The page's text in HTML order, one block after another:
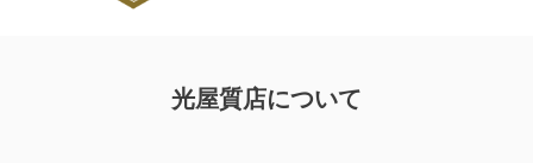
買取
光屋質店について